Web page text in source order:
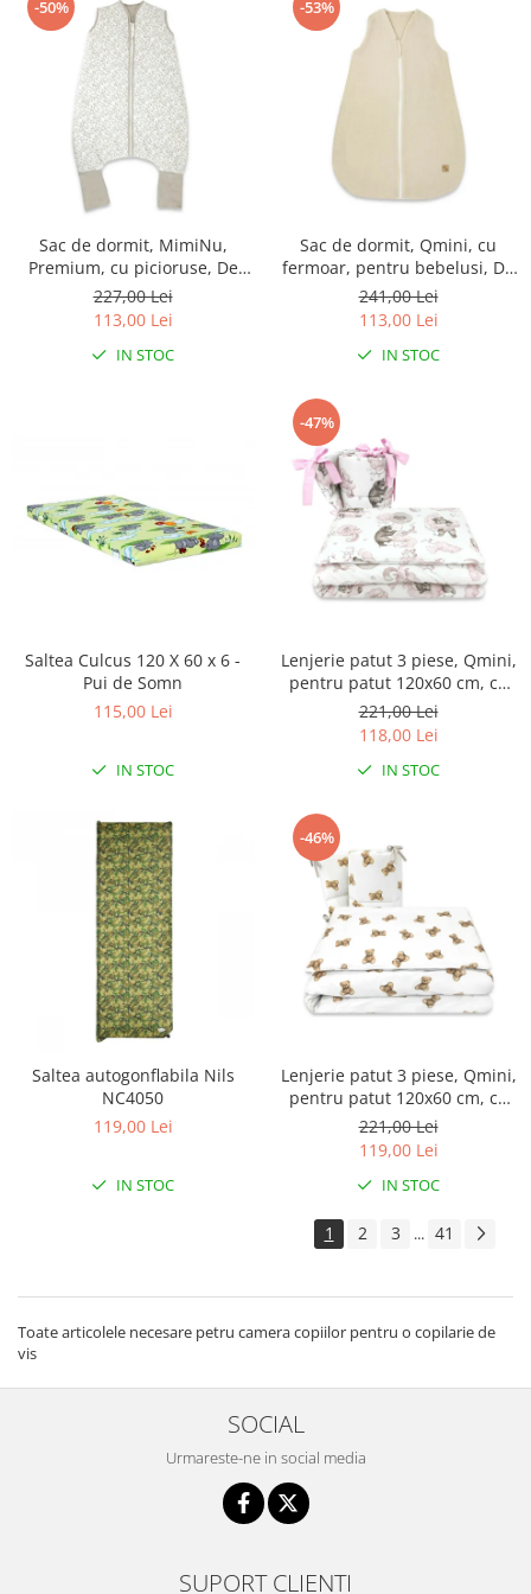
-50%
Sac de dormit, MimiNu,
Premium, cu picioruse, De
iarna, din bumbac, cu
fermoar, 103 cm, M, Meadow
227,00 Lei
113,00 Lei
IN STOC
-53%
Sac de dormit, Qmini, cu
fermoar, pentru bebelusi, De
iarna, din muselina dubla, 70
cm, Material, Warm Beige
241,00 Lei
113,00 Lei
IN STOC
Saltea Culcus 120 X 60 x 6 -
Pui de Somn
115,00 Lei
IN STOC
-47%
Lenjerie patut 3 piese, Qmini,
pentru patut 120x60 cm, cu
protectie laterala, din
bumbac, Teddy Bear and
Friends Pink
221,00 Lei
118,00 Lei
IN STOC
Saltea autogonflabila Nils
NC4050
119,00 Lei
IN STOC
-46%
Lenjerie patut 3 piese, Qmini,
pentru patut 120x60 cm, cu
protectie laterala, din
bumbac, Teddy Toys
221,00 Lei
119,00 Lei
IN STOC
1 2 3 ... 41
Toate articolele necesare petru camera copiilor pentru o copilarie de
vis
SOCIAL
Urmareste-ne in social media
SUPORT CLIENTI